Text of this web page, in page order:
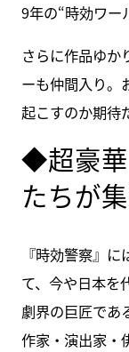
9年の“時効ワー
さらに作品ゆか
ーも仲間入り。
起こすのか期待
◆超豪華
たちが
『時効警察』
て、今や日本を
劇界の巨匠であ
作家・演出家・